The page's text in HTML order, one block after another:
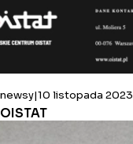
newsy 10 listopada 2023
OISTAT